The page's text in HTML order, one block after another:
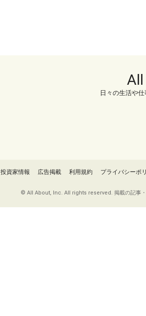
日々の生活や
投資家情報 広告掲載 利用規約 プライバシーポ
© All About, Inc. All rights reserved. 掲載の記事・